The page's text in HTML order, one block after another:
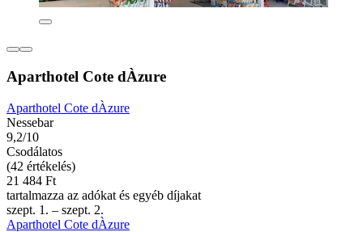
Aparthotel Cote dÀzure
Aparthotel Cote dÀzure
Nessebar
9,2/10
Csodálatos
(42 értékelés)
21 484 Ft
tartalmazza az adókat és egyéb díjakat
szept. 1. – szept. 2.
Aparthotel Cote dÀzure